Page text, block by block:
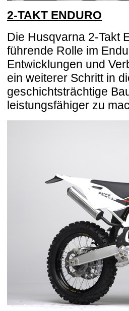
2-TAKT ENDURO
Die Husqvarna 2-Takt
führende Rolle im
Entwicklungen und
ein weiterer Schritt in
geschichtsträchtige
leistungsfähiger zu